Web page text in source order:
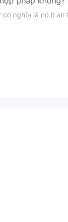
có nghĩa là nó ít
Hải-Hồng Kông
dịch, nếu